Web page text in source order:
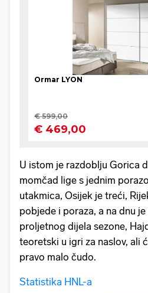
U istom je razdoblju Gorica
momčad lige s jednim
utakmica, Osijek je treći,
pobjede i poraza, a na dnu
proljetnog dijela sezone,
teoretski u igri za naslov, ali
pravo malo čudo.
Statistika HNL-a